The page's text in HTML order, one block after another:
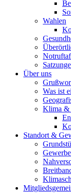
Wahlen
Über uns
Was ist
Klima &
Standort &